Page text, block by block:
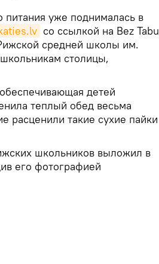
питания уже поднималась в
со ссылкой на Bez Tabu
средней школы им.
столицы,
детей
теплый обед весьма
расценили такие сухие пайки
школьников выложил в
его фотографией